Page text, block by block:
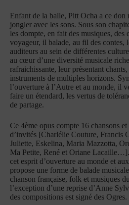
Enfant de la balle, Pitt Ocha a ce don
jongler avec les sons. Sous son
les dompte, en fait des musiques, des
voyageur, il balade, au fil des contes,
auditeurs au sein de différentes
au cœur d’une diversité musicale
rafraichissante, leur présentant
instruments de multiples horizons.
l’ouverture à l’Autre et au monde, il
faire un étendard, les vertus de
de partage.
Ce 4ème opus compte 16 chansons
d’invités [Charlélie Couture, Francis
Juliette, Eskelina, Maria Mazzotta,
Ma Petite, René et Oriane
cet esprit d’ouverture au monde et
propose une forme de balade
chanson française, folk et musiques
l’exception d’une reprise d’Anne
des compositions est signé des Ogres.